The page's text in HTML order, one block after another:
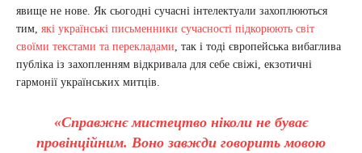
явище не нове. Як сьогодні сучасні інтелектуали захоплюються
тим, які українські письменники сучасності підкорюють світ
своїми текстами та перекладами , так і тоді європейська вибаглива
публіка із захопленням відкривала для себе свіжі, екзотичні
гармонії українських митців.
«Справжнє мистецтво ніколи не буває
провінційним. Воно завжди говорить мовою